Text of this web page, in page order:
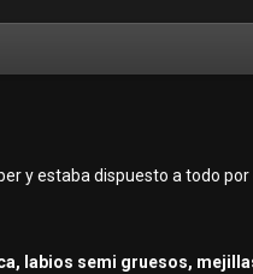
y estaba dispuesto a todo por
labios semi gruesos,